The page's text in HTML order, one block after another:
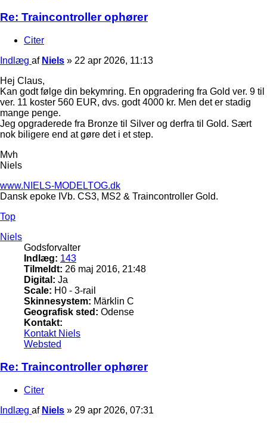
Re: Traincontroller ophører
Citer
Indlæg af Niels » 22 apr 2026, 11:13
Hej Claus,
Kan godt følge din bekymring. En opgradering fra Gold ver. 9 til
ver. 11 koster 560 EUR, dvs. godt 4000 kr. Men det er stadig
mange penge.
Jeg opgraderede fra Bronze til Silver og derfra til Gold. Sært
nok biligere end at gøre det i et step.
Mvh
Niels
www.NIELS-MODELTOG.dk
Dansk epoke IVb. CS3, MS2 & Traincontroller Gold.
Top
Niels
Godsforvalter
Indlæg: 143
Tilmeldt: 26 maj 2016, 21:48
Digital: Ja
Scale: H0 - 3-rail
Skinnesystem: Märklin C
Geografisk sted: Odense
Kontakt:
Kontakt Niels
Websted
Re: Traincontroller ophører
Citer
Indlæg af Niels » 29 apr 2026, 07:31